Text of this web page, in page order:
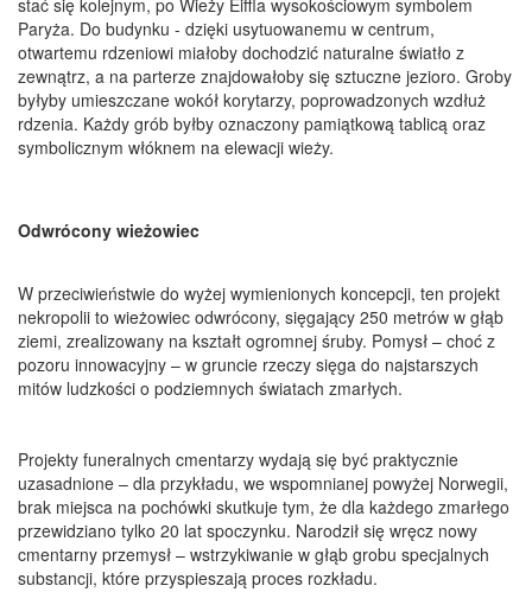
stać się kolejnym, po Wieży Eiffla wysokościowym symbolem
Paryża. Do budynku - dzięki usytuowanemu w centrum,
otwartemu rdzeniowi miałoby dochodzić naturalne światło z
zewnątrz, a na parterze znajdowałoby się sztuczne jezioro. Groby
byłyby umieszczane wokół korytarzy, poprowadzonych wzdłuż
rdzenia. Każdy grób byłby oznaczony pamiątkową tablicą oraz
symbolicznym włóknem na elewacji wieży.
Odwrócony wieżowiec
W przeciwieństwie do wyżej wymienionych koncepcji, ten projekt
nekropolii to wieżowiec odwrócony, sięgający 250 metrów w głąb
ziemi, zrealizowany na kształt ogromnej śruby. Pomysł – choć z
pozoru innowacyjny – w gruncie rzeczy sięga do najstarszych
mitów ludzkości o podziemnych światach zmarłych.
Projekty funeralnych cmentarzy wydają się być praktycznie
uzasadnione – dla przykładu, we wspomnianej powyżej Norwegii,
brak miejsca na pochówki skutkuje tym, że dla każdego zmarłego
przewidziano tylko 20 lat spoczynku. Narodził się wręcz nowy
cmentarny przemysł – wstrzykiwanie w głąb grobu specjalnych
substancji, które przyspieszają proces rozkładu.